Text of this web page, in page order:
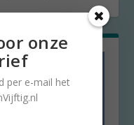
onze
per e-mail het